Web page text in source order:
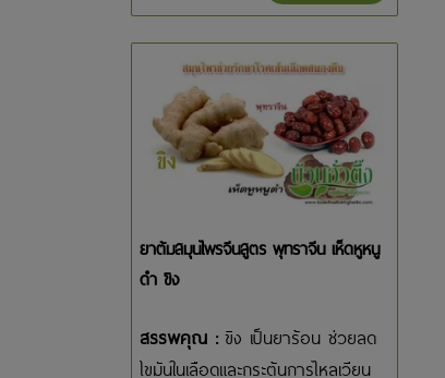
ยาต้มสมุนไพรจีนสูตร พุทราจีน เห็ดหูหนู
ดำ ขิง
สรรพคุณ : ขิง เป็นยาร้อน ช่วยลด
ไขมันในเลือดและกระตุ้นการไหลเวียน